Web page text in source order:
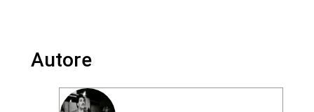
Autore